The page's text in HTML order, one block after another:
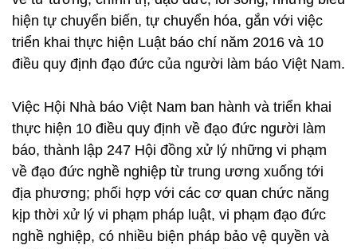
hiện tự chuyển biến, tự chuyển hóa, gắn với việc
triển khai thực hiện Luật báo chí năm 2016 và 10
điều quy định đạo đức của người làm báo Việt Nam.
Việc Hội Nhà báo Việt Nam ban hành và triển khai
thực hiện 10 điều quy định về đạo đức người làm
báo, thành lập 247 Hội đồng xử lý những vi phạm
về đạo đức nghề nghiệp từ trung ương xuống tới
địa phương; phối hợp với các cơ quan chức năng
kịp thời xử lý vi phạm pháp luật, vi phạm đạo đức
nghề nghiệp, có nhiều biện pháp bảo vệ quyền và